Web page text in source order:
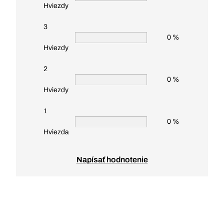
Hviezdy
3
Hviezdy
0 %
2
Hviezdy
0 %
1
Hviezda
0 %
Napísať hodnotenie